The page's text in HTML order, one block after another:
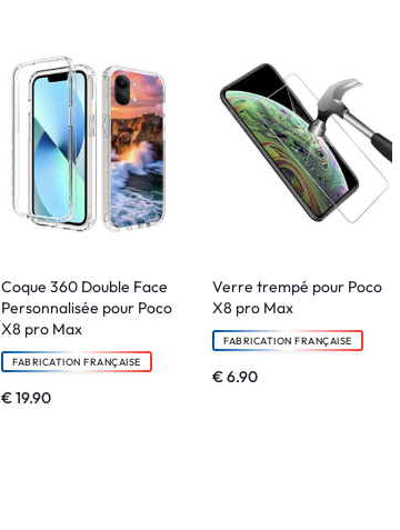
Coque 360 Double Face
Personnalisée pour Poco
X8 pro Max
FABRICATION FRANÇAISE
€19.90
Verre trempé pour Poco
X8 pro Max
FABRICATION FRANÇAISE
€6.90